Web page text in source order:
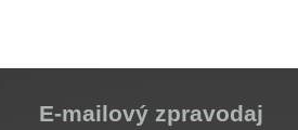
E-mailový zpravodaj